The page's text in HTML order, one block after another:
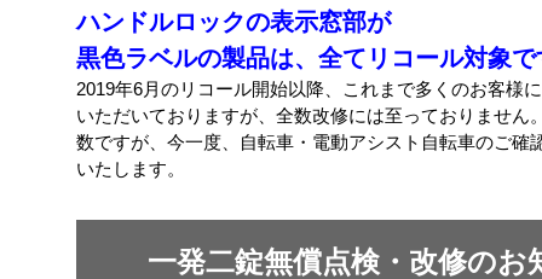
ハンドルロックの表示窓部が
黒色ラベルの製品は、全てリコール対象で
2019年6月のリコール開始以降、これまで多くのお客様
いただいておりますが、全数改修には至っておりません
数ですが、今一度、自転車・電動アシスト自転車のご確
いたします。
一発二錠無償点検・改修のお